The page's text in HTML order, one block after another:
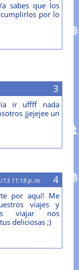
sabes que los
por lo
ir uffff nada
jjejejee un
11:18 p. m.
por aquí! Me
viajes y
viajar nos
deliciosas ;)